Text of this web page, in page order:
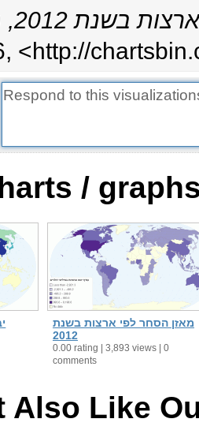
2012, מיליוני דולרים
<http://
/
מאזן הסחר לפי ארצות בשנת
2012
0.00 rating | 3,893 views | 0
comments
Also Like